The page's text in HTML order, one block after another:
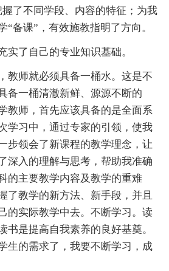
了不同学段、内容的特征；为我
“备课”，有效施教指明了方向。
实了自己的专业知识基础。
教师就必须具备一桶水。这是不
备一桶清澈新鲜、源源不断的
教师，首先应该具备的是全面系
学习中，通过专家的引领，使我
步领会了新课程的教学理念，让
深入的理解与思考，帮助我准确
的主要教学内容及教学的重难
了教学的新方法、新手段，并且
的实际教学中去。不断学习。读
书是提高自我素养的良好基奠。
生的需求了，我要不断学习，成